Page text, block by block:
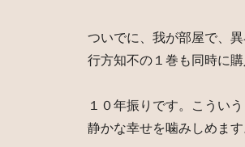
ついでに、我が部屋で、
行方知不の１巻も同時に
１０年振りです。こうい
静かな幸せを噛みしめま